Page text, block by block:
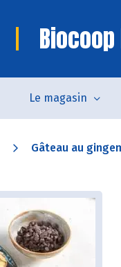
Le magasin
Gâteau au